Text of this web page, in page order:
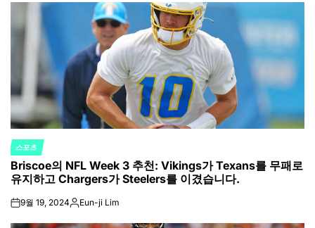
POSTED
IN
스포츠
Briscoe의 NFL Week 3 추천: Vikings가 Texans를 무패로
유지하고 Chargers가 Steelers를 이겼습니다.
on9월 19, 2024Posted
Eun-ji Lim